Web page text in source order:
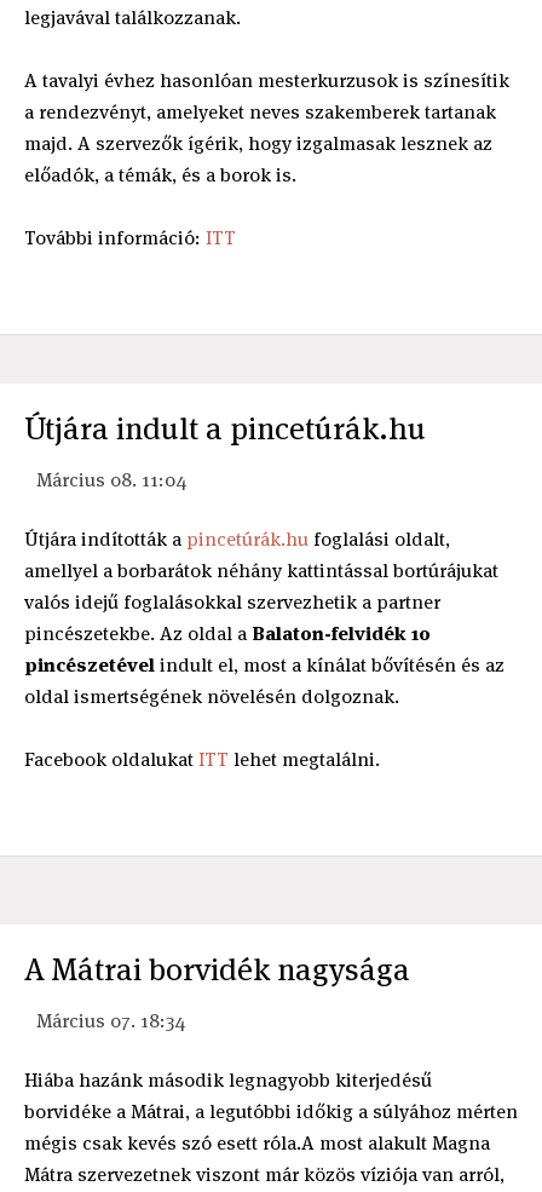
legjavával találkozzanak.
A tavalyi évhez hasonlóan mesterkurzusok is színesítik
a rendezvényt, amelyeket neves szakemberek tartanak
majd. A szervezők ígérik, hogy izgalmasak lesznek az
előadók, a témák, és a borok is.
További információ: ITT
Útjára indult a pincetúrák.hu
Március 08. 11:04
Útjára indították a pincetúrák.hu foglalási oldalt,
amellyel a borbarátok néhány kattintással bortúrájukat
valós idejű foglalásokkal szervezhetik a partner
pincészetekbe. Az oldal a Balaton-felvidék 10
pincészetévelindult el, most a kínálat bővítésén és az
oldal ismertségének növelésén dolgoznak.
Facebook oldalukatITT lehet megtalálni.
A Mátrai borvidék nagysága
Március 07. 18:34
Hiába hazánk második legnagyobb kiterjedésű
borvidéke a Mátrai, a legutóbbi időkig a súlyához mérten
mégis csak kevés szó esett róla.A most alakult Magna
Mátra szervezetnek viszont már közös víziója van arról,